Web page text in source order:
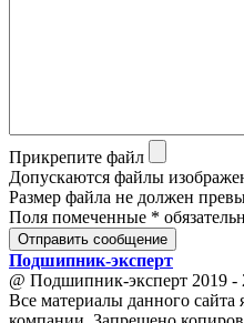
Прикрепите файл
Допускаются файлы
Размер файла не должен
Поля помеченные *
Отправить сообщение
Подшипник-эксперт
@ Подшипник-эксперт 2019 -
Все материалы данного сайта